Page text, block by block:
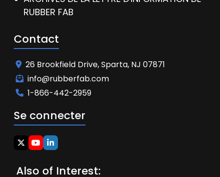
RUBBER FAB
Contact
26 Brookfield Drive, Sparta, NJ 07871
info@rubberfab.com
1-866-442-2959
Se connecter
Also of Interest: